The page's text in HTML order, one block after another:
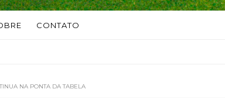
CONTATO
NA PONTA DA TABELA